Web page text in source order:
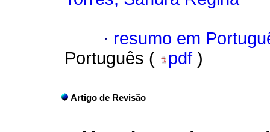
· resumo em
Português (
pdf )
Artigo de Revisão